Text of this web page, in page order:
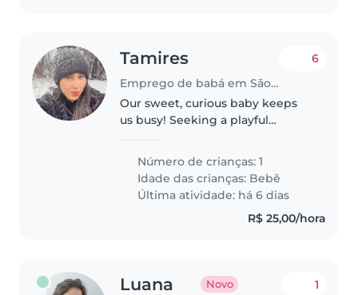
Tamires
Emprego de babá em São Paulo
6
Our sweet, curious baby keeps
us busy! Seeking a playful
Must be comfortable with light
chores. Let's chat!
Número de crianças: 1
Idade das crianças: Bebê
Última atividade: há 6 dias
R$ 25,00/hora
Luana Novo 1